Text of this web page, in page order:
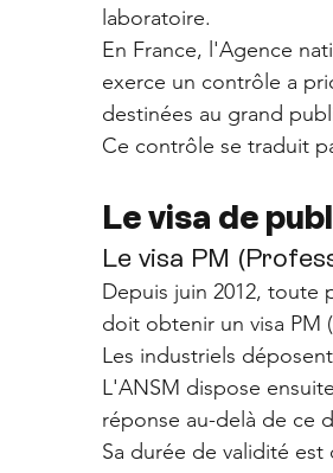
laboratoire.
En France, l'Agence
exerce un contrôle a
destinées au grand
Ce contrôle se traduit
Le visa de
Le visa PM
Depuis juin 2012, toute
doit obtenir un visa PM
Les industriels
L'ANSM dispose
réponse au-delà de ce
Sa durée de validité est